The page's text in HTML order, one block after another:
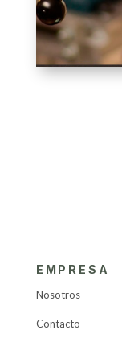
EMPRESA
Nosotros
Contacto